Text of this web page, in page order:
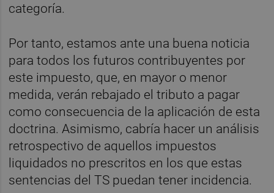
categoría.
Por tanto, estamos ante una buena noticia
para todos los futuros contribuyentes por
este impuesto, que, en mayor o menor
medida, verán rebajado el tributo a pagar
como consecuencia de la aplicación de esta
doctrina. Asimismo, cabría hacer un análisis
retrospectivo de aquellos impuestos
liquidados no prescritos en los que estas
sentencias del TS puedan tener incidencia.